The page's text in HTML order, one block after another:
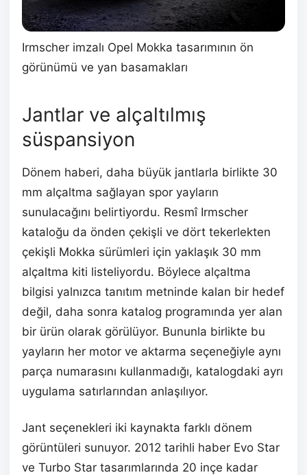
Irmscher imzalı Opel Mokka tasarımının ön
görünümü ve yan basamakları
Jantlar ve alçaltılmış
süspansiyon
Dönem haberi, daha büyük jantlarla birlikte 30
mm alçaltma sağlayan spor yayların
sunulacağını belirtiyordu. Resmî Irmscher
kataloğu da önden çekişli ve dört tekerlekten
çekişli Mokka sürümleri için yaklaşık 30 mm
alçaltma kiti listeliyordu. Böylece alçaltma
bilgisi yalnızca tanıtım metninde kalan bir hedef
değil, daha sonra katalog programında yer alan
bir ürün olarak görülüyor. Bununla birlikte bu
yayların her motor ve aktarma seçeneğiyle aynı
parça numarasını kullanmadığı, katalogdaki ayrı
uygulama satırlarından anlaşılıyor.
Jant seçenekleri iki kaynakta farklı dönem
görüntüleri sunuyor. 2012 tarihli haber Evo Star
ve Turbo Star tasarımlarında 20 inçe kadar